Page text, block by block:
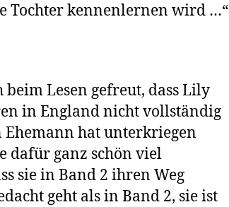
Tochter kennenlernen wird …“
Lesen gefreut, dass Lily
in England nicht vollständig
hat unterkriegen
dafür ganz schön viel
sie in Band 2 ihren Weg
geht als in Band 2, sie ist